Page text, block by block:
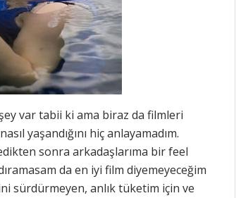
var tabii ki ama biraz da filmleri
yaşandığını hiç anlayamadım.
sonra arkadaşlarıma bir feel
da en iyi film diyemeyeceğim
sürdürmeyen, anlık tüketim için ve